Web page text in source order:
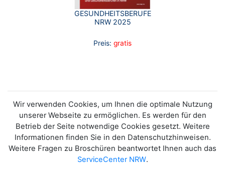
GESUNDHEITSBERUFE
NRW 2025
Preis: gratis
Wir verwenden Cookies, um Ihnen die optimale Nutzung
unserer Webseite zu ermöglichen. Es werden für den
Betrieb der Seite notwendige Cookies gesetzt. Weitere
Informationen finden Sie in den Datenschutzhinweisen.
Weitere Fragen zu Broschüren beantwortet Ihnen auch das
ServiceCenter NRW.